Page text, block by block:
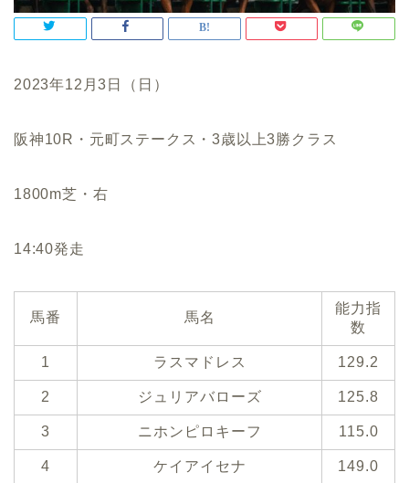
2023年12月3日（日）
阪神10R・元町ステークス・3歳以上3勝クラス
1800m芝・右
14:40発走
馬番 馬名
能力指
数
1 ラスマドレス 129.2
2 ジュリアバローズ 125.8
3 ニホンピロキーフ 115.0
4 ケイアイセナ 149.0